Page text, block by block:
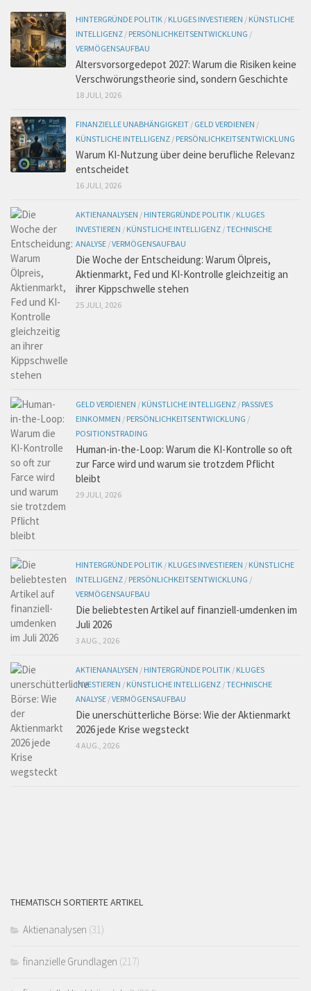
HINTERGRÜNDE POLITIK / KLUGES INVESTIEREN / KÜNSTLICHE
INTELLIGENZ / PERSÖNLICHKEITSENTWICKLUNG /
VERMÖGENSAUFBAU
Altersvorsorgedepot 2027: Warum die Risiken keine
Verschwörungstheorie sind, sondern Geschichte
18 JULI, 2026
FINANZIELLE UNABHÄNGIGKEIT / GELD VERDIENEN /
KÜNSTLICHE INTELLIGENZ / PERSÖNLICHKEITSENTWICKLUNG
Warum KI-Nutzung über deine berufliche Relevanz
entscheidet
16 JULI, 2026
AKTIENANALYSEN / HINTERGRÜNDE POLITIK / KLUGES
INVESTIEREN / KÜNSTLICHE INTELLIGENZ /TECHNISCHE
ANALYSE /VERMÖGENSAUFBAU
Die Woche der Entscheidung: Warum Ölpreis,
Aktienmarkt, Fed und KI-Kontrolle gleichzeitig an
ihrer Kippschwelle stehen
25 JULI, 2026
GELD VERDIENEN / KÜNSTLICHE INTELLIGENZ / PASSIVES
EINKOMMEN / PERSÖNLICHKEITSENTWICKLUNG /
POSITIONSTRADING
Human-in-the-Loop: Warum die KI-Kontrolle so oft
zur Farce wird und warum sie trotzdem Pflicht
bleibt
29 JULI, 2026
HINTERGRÜNDE POLITIK / KLUGES INVESTIEREN / KÜNSTLICHE
INTELLIGENZ / PERSÖNLICHKEITSENTWICKLUNG /
VERMÖGENSAUFBAU
Die beliebtesten Artikel auf finanziell-umdenken im
Juli 2026
3 AUG., 2026
AKTIENANALYSEN / HINTERGRÜNDE POLITIK / KLUGES
INVESTIEREN / KÜNSTLICHE INTELLIGENZ /TECHNISCHE
ANALYSE /VERMÖGENSAUFBAU
Die unerschütterliche Börse: Wie der Aktienmarkt
2026 jede Krise wegsteckt
4 AUG., 2026
THEMATISCH SORTIERTE ARTIKEL
Aktienanalysen (31)
finanzielle Grundlagen (217)